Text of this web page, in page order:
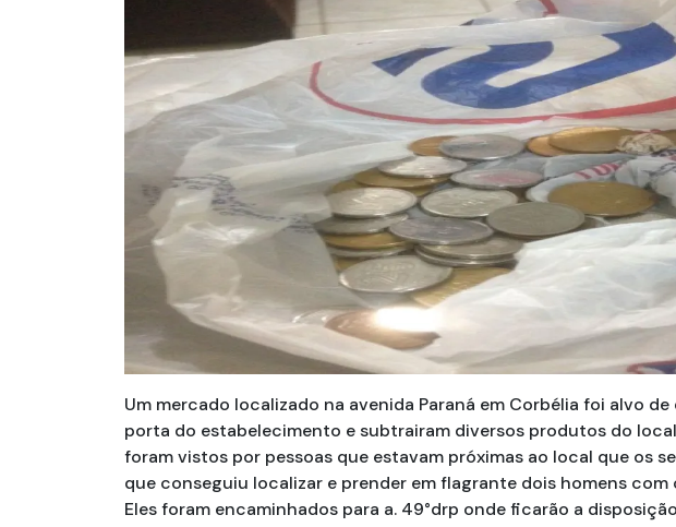
Um mercado localizado na avenida Paraná em Corbélia foi alvo
porta do estabelecimento e subtrairam diversos produtos do
foram vistos por pessoas que estavam próximas ao local que os
que conseguiu localizar e prender em flagrante dois homens
Eles foram encaminhados para a. 49°drp onde ficarão a